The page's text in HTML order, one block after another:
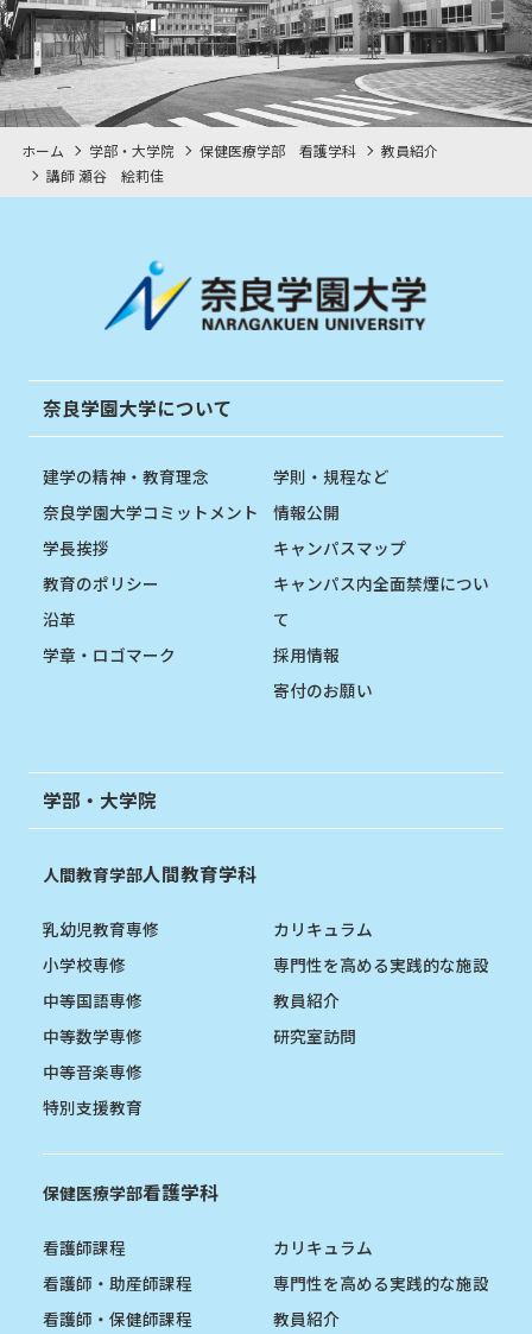
ホーム 学部・大学院 保健医療学部 看護学科
教員紹介
講師 瀬谷 絵莉佳
奈良学園大学について
建学の精神・教育理念
奈良学園大学コミットメント
学長挨拶
教育のポリシー
沿革
学章・ロゴマーク
学則・規程など
情報公開
キャンパスマップ
キャンパス内全面禁煙につい
て
採用情報
寄付のお願い
学部・大学院
人間教育学部人間教育学科
乳幼児教育専修
小学校専修
中等国語専修
中等数学専修
中等音楽専修
特別支援教育
カリキュラム
専門性を高める実践的な施設
教員紹介
研究室訪問
保健医療学部看護学科
看護師課程
看護師・助産師課程
看護師・保健師課程
カリキュラム
専門性を高める実践的な施設
教員紹介